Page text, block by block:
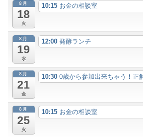
8月
18
火
10:15 お金の相談室
8月
19
水
12:00 発酵ランチ
8月
21
金
10:30 0歳から参加出来ちゃう！正
8月
25
火
10:15 お金の相談室